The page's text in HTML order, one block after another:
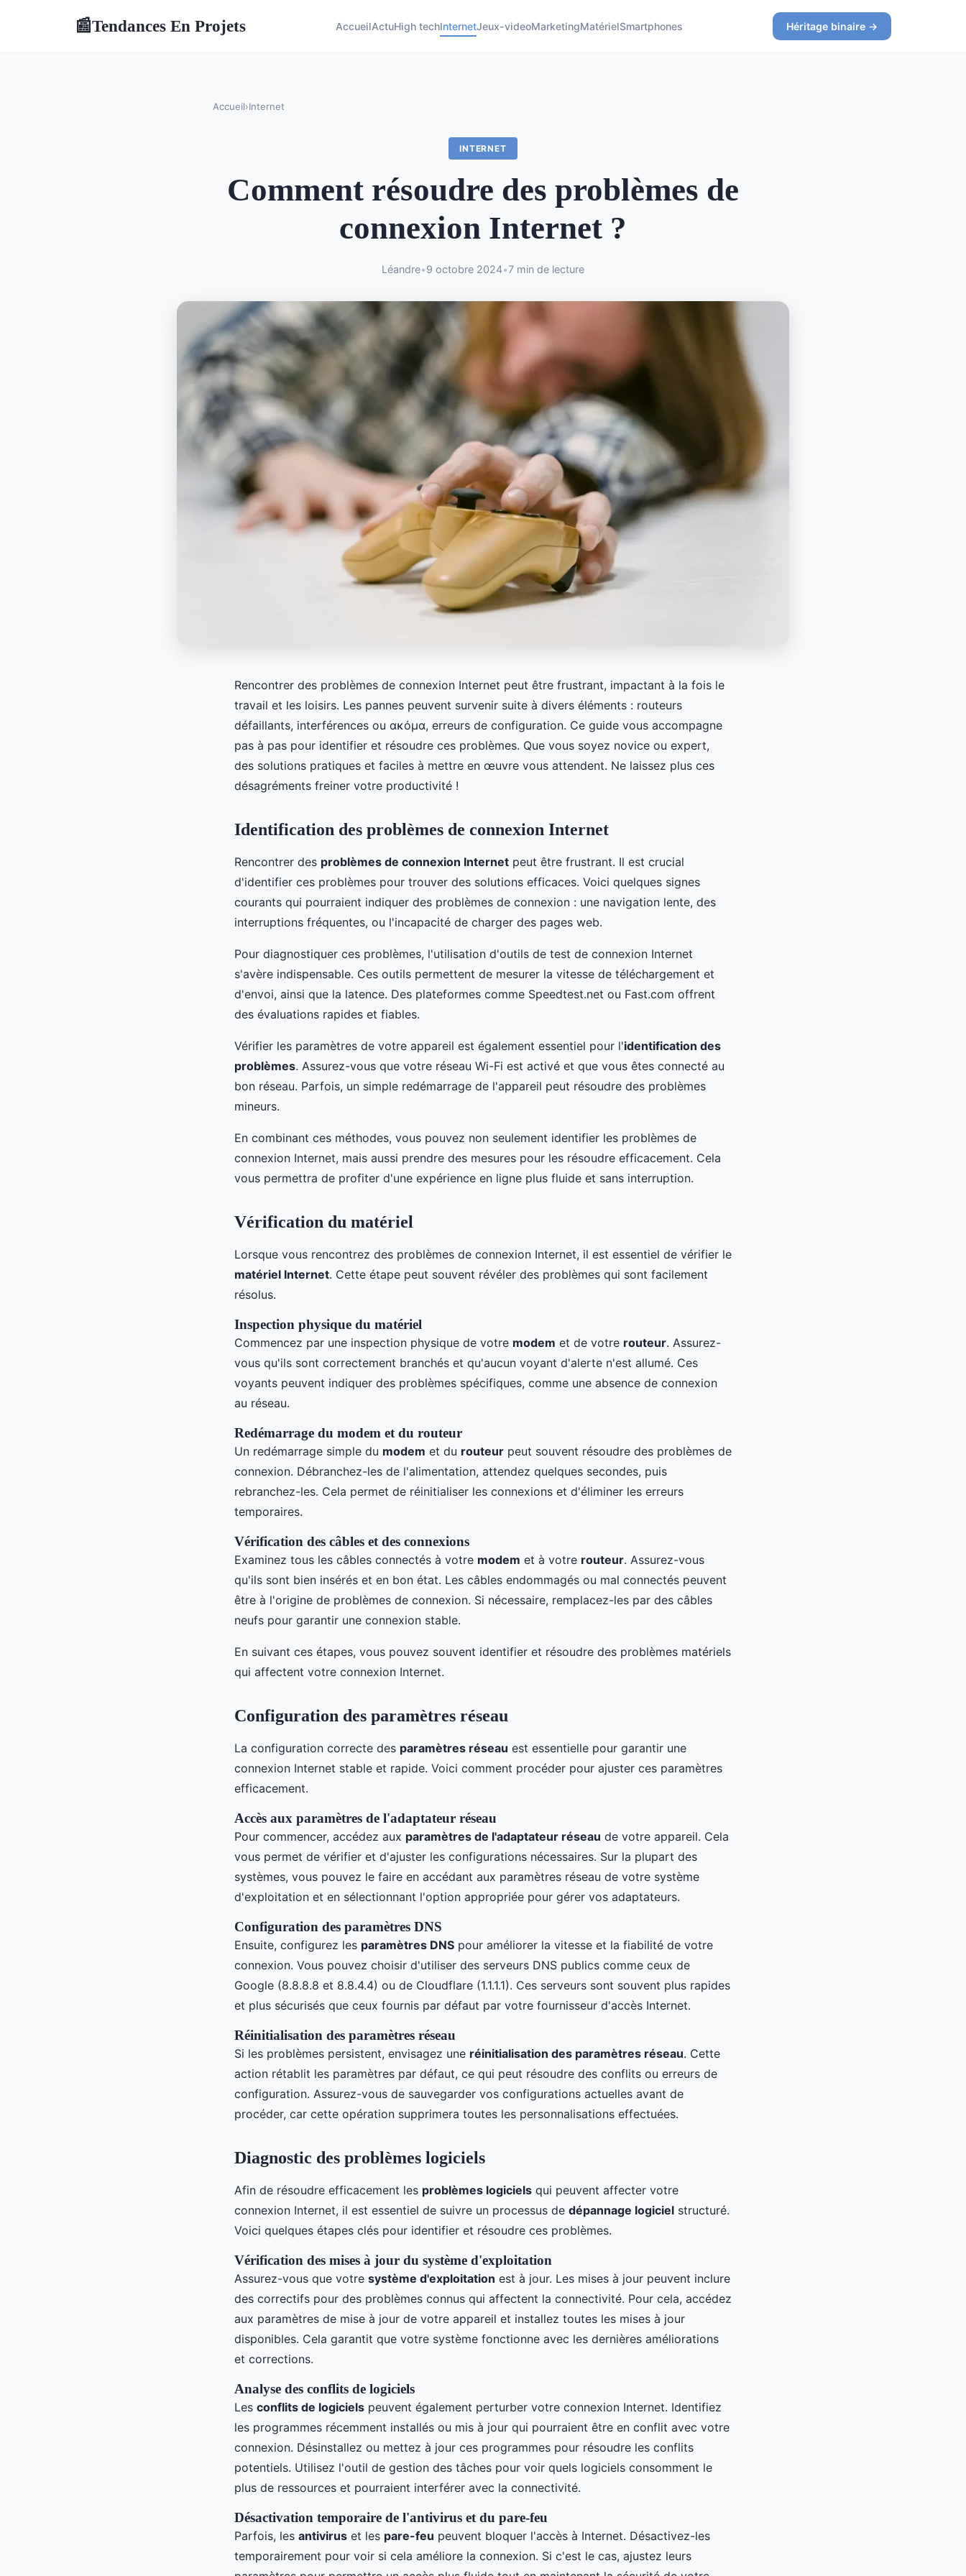
📰Tendances En Projets AccueilActuHigh techInternetJeux-videoMarketingMatérielSmartphones Héritage binaire →
Accueil›Internet
INTERNET
Comment résoudre des problèmes de
connexion Internet ?
Léandre•9 octobre 2024•7 min de lecture
Rencontrer des problèmes de connexion Internet peut être frustrant, impactant à la fois le
travail et les loisirs. Les pannes peuvent survenir suite à divers éléments : routeurs
défaillants, interférences ou ακόμα, erreurs de configuration. Ce guide vous accompagne
pas à pas pour identifier et résoudre ces problèmes. Que vous soyez novice ou expert,
des solutions pratiques et faciles à mettre en œuvre vous attendent. Ne laissez plus ces
désagréments freiner votre productivité !
Identification des problèmes de connexion Internet
Rencontrer des problèmes de connexion Internet peut être frustrant. Il est crucial
d'identifier ces problèmes pour trouver des solutions efficaces. Voici quelques signes
courants qui pourraient indiquer des problèmes de connexion : une navigation lente, des
interruptions fréquentes, ou l'incapacité de charger des pages web.
Pour diagnostiquer ces problèmes, l'utilisation d'outils de test de connexion Internet
s'avère indispensable. Ces outils permettent de mesurer la vitesse de téléchargement et
d'envoi, ainsi que la latence. Des plateformes comme Speedtest.net ou Fast.com offrent
des évaluations rapides et fiables.
Vérifier les paramètres de votre appareil est également essentiel pour l'identification des
problèmes. Assurez-vous que votre réseau Wi-Fi est activé et que vous êtes connecté au
bon réseau. Parfois, un simple redémarrage de l'appareil peut résoudre des problèmes
mineurs.
En combinant ces méthodes, vous pouvez non seulement identifier les problèmes de
connexion Internet, mais aussi prendre des mesures pour les résoudre efficacement. Cela
vous permettra de profiter d'une expérience en ligne plus fluide et sans interruption.
Vérification du matériel
Lorsque vous rencontrez des problèmes de connexion Internet, il est essentiel de vérifier le
matériel Internet. Cette étape peut souvent révéler des problèmes qui sont facilement
résolus.
Inspection physique du matériel
Commencez par une inspection physique de votre modem et de votre routeur. Assurez-
vous qu'ils sont correctement branchés et qu'aucun voyant d'alerte n'est allumé. Ces
voyants peuvent indiquer des problèmes spécifiques, comme une absence de connexion
au réseau.
Redémarrage du modem et du routeur
Un redémarrage simple du modem et du routeur peut souvent résoudre des problèmes de
connexion. Débranchez-les de l'alimentation, attendez quelques secondes, puis
rebranchez-les. Cela permet de réinitialiser les connexions et d'éliminer les erreurs
temporaires.
Vérification des câbles et des connexions
Examinez tous les câbles connectés à votre modem et à votre routeur. Assurez-vous
qu'ils sont bien insérés et en bon état. Les câbles endommagés ou mal connectés peuvent
être à l'origine de problèmes de connexion. Si nécessaire, remplacez-les par des câbles
neufs pour garantir une connexion stable.
En suivant ces étapes, vous pouvez souvent identifier et résoudre des problèmes matériels
qui affectent votre connexion Internet.
Configuration des paramètres réseau
La configuration correcte des paramètres réseau est essentielle pour garantir une
connexion Internet stable et rapide. Voici comment procéder pour ajuster ces paramètres
efficacement.
Accès aux paramètres de l'adaptateur réseau
Pour commencer, accédez aux paramètres de l'adaptateur réseau de votre appareil. Cela
vous permet de vérifier et d'ajuster les configurations nécessaires. Sur la plupart des
systèmes, vous pouvez le faire en accédant aux paramètres réseau de votre système
d'exploitation et en sélectionnant l'option appropriée pour gérer vos adaptateurs.
Configuration des paramètres DNS
Ensuite, configurez les paramètres DNS pour améliorer la vitesse et la fiabilité de votre
connexion. Vous pouvez choisir d'utiliser des serveurs DNS publics comme ceux de
Google (8.8.8.8 et 8.8.4.4) ou de Cloudflare (1.1.1.1). Ces serveurs sont souvent plus rapides
et plus sécurisés que ceux fournis par défaut par votre fournisseur d'accès Internet.
Réinitialisation des paramètres réseau
Si les problèmes persistent, envisagez une réinitialisation des paramètres réseau. Cette
action rétablit les paramètres par défaut, ce qui peut résoudre des conflits ou erreurs de
configuration. Assurez-vous de sauvegarder vos configurations actuelles avant de
procéder, car cette opération supprimera toutes les personnalisations effectuées.
Diagnostic des problèmes logiciels
Afin de résoudre efficacement les problèmes logiciels qui peuvent affecter votre
connexion Internet, il est essentiel de suivre un processus de dépannage logiciel structuré.
Voici quelques étapes clés pour identifier et résoudre ces problèmes.
Vérification des mises à jour du système d'exploitation
Assurez-vous que votre système d'exploitation est à jour. Les mises à jour peuvent inclure
des correctifs pour des problèmes connus qui affectent la connectivité. Pour cela, accédez
aux paramètres de mise à jour de votre appareil et installez toutes les mises à jour
disponibles. Cela garantit que votre système fonctionne avec les dernières améliorations
et corrections.
Analyse des conflits de logiciels
Les conflits de logiciels peuvent également perturber votre connexion Internet. Identifiez
les programmes récemment installés ou mis à jour qui pourraient être en conflit avec votre
connexion. Désinstallez ou mettez à jour ces programmes pour résoudre les conflits
potentiels. Utilisez l'outil de gestion des tâches pour voir quels logiciels consomment le
plus de ressources et pourraient interférer avec la connectivité.
Désactivation temporaire de l'antivirus et du pare-feu
Parfois, les antivirus et les pare-feu peuvent bloquer l'accès à Internet. Désactivez-les
temporairement pour voir si cela améliore la connexion. Si c'est le cas, ajustez leurs